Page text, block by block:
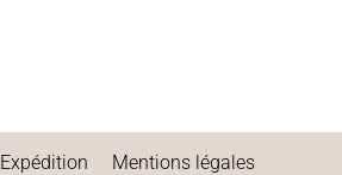
Expédition
Mentions légales